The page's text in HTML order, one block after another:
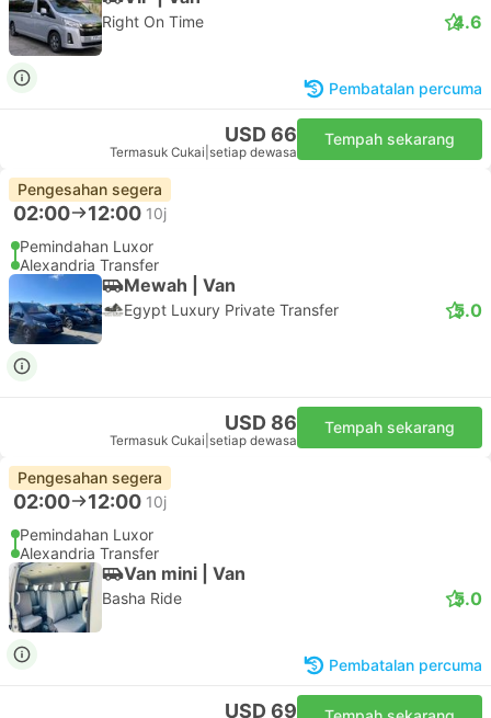
Right On Time 4.6
Pembatalan percuma
USD 66
Termasuk Cukai setiap dewasa
Tempah sekarang
Pengesahan segera
02:00 12:00 10j
Pemindahan Luxor
Alexandria Transfer
Mewah | Van
Egypt Luxury Private Transfer 5.0
USD 86
Termasuk Cukai setiap dewasa
Tempah sekarang
Pengesahan segera
02:00 12:00 10j
Pemindahan Luxor
Alexandria Transfer
Van mini | Van
Basha Ride 5.0
Pembatalan percuma
USD 69